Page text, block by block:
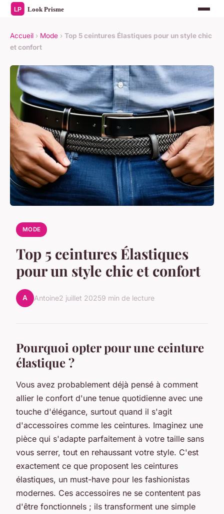
Accueil › Mode › Top 5 ceintures Élastiques pour un style chic
et confort
MODE
Top 5 ceintures Élastiques
pour un style chic et confort
A Antoine2 juillet 20259 min de lecture
Pourquoi opter pour une ceinture
élastique ?
Vous avez probablement déjà pensé à comment
allier le confort d'une tenue quotidienne avec une
touche d'élégance, surtout quand il s'agit
d'accessoires comme les ceintures. Imaginez une
pièce qui s'adapte parfaitement à votre taille sans
vous serrer, tout en rehaussant votre style. C'est
exactement ce que proposent les ceintures
élastiques, un must-have pour les fashionistas
modernes. Ces accessoires ne se contentent pas
d'être fonctionnels ; ils transforment une simple